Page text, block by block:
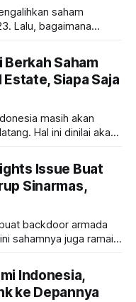
saham
Lalu, bagaimana
Saham
Siapa Saja
masih akan
Hal ini dinilai akan
Issue Buat
Sinarmas,
backdoor armada
sahamnya juga ramai
Indonesia,
ke Depannya